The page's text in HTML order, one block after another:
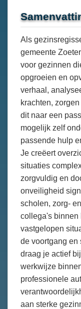
Als
gemeente
voor gezinnen
opgroeien en
verhaal,
krachten,
dit naar een
mogelijk zelf
passende hulp
Je creëert
situaties
zorgvuldig en
onveiligheid
scholen, zorg-
collega's binnen
vastgelopen
de voortgang en
draag je actief
werkwijze
professionele
aan sterke